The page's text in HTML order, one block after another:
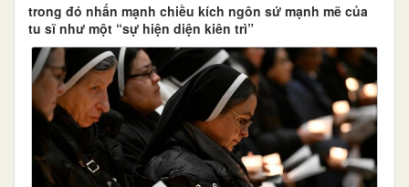
trong đó nhấn mạnh chiều kích ngôn sứ mạnh mẽ của
tu sĩ như một “sự hiện diện kiên trì”